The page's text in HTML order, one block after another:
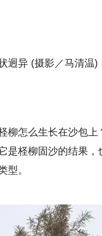
迥异 (摄影／马清温)
柳怎么生长在沙包
是柽柳固沙的结果
型。